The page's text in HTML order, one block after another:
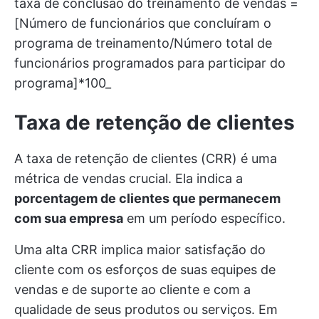
taxa de conclusão do treinamento de vendas =
[Número de funcionários que concluíram o
programa de treinamento/Número total de
funcionários programados para participar do
programa]*100_
Taxa de retenção de clientes
A taxa de retenção de clientes (CRR) é uma
métrica de vendas crucial. Ela indica a
porcentagem de clientes que permanecem
com sua empresa em um período específico.
Uma alta CRR implica maior satisfação do
cliente com os esforços de suas equipes de
vendas e de suporte ao cliente e com a
qualidade de seus produtos ou serviços. Em